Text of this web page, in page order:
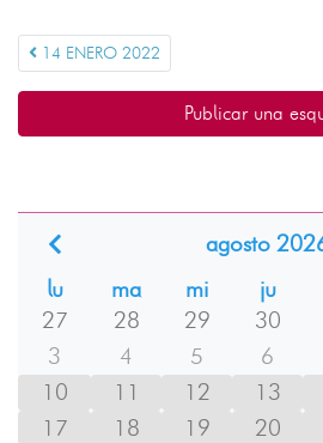
14 ENERO 2022
Publicar una
agosto
lu
ma mi ju
27
28 29 30
3
4 5 6
10
11 12 13
17
18 19 20